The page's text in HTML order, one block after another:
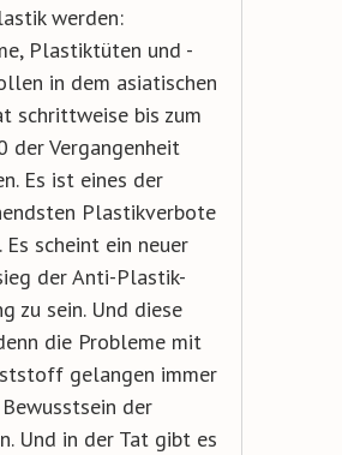
werden:
Plastiktüten und -
in dem asiatischen
schrittweise bis zum
der Vergangenheit
Es ist eines der
Plastikverbote
Es scheint ein neuer
der Anti-Plastik-
zu sein. Und diese
die Probleme mit
gelangen immer
der
Und in der Tat gibt es